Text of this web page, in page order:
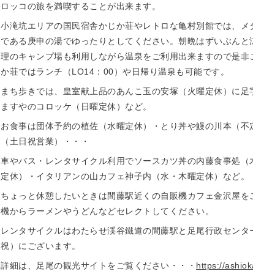
ロッコの旅を満喫することが出来ます。
小滝坑エリアの国民宿舎かじか荘やレトロな亀村別館では、
である庚申の湯でゆったりとしてください。朝晩はずいぶん
理のキャンプ場も利用しながら温泉をご利用出来ますので是非
か荘ではランチ（LO14：00）や日帰り温泉も可能です。
まち歩きでは、皇室献上品のあんこ玉の安塚（火曜定休）に足
ますやのコロッケ（日曜定休）など。
お食事は団体予約の植佐（水曜定休）・とり丼や鰻の川本（
（土日祝営業）・・・
車やバス・レンタサイクル利用でソースカツ丼の内藤食事処
定休）・イタリアンの山カフェ神子内（水・木曜定休）など。
ちょっと休憩したいときは間藤駅近くの自販機カフェ金沢屋
機からラーメンやうどんなどセレクトしてください。
レンタサイクルはわたらせ渓谷鐵道の間藤駅と足尾行政セン
祝）にございます。
詳細は、足尾の観光サイトをご覧ください・・・ https://